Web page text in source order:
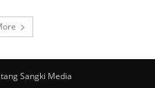
Sangki Media